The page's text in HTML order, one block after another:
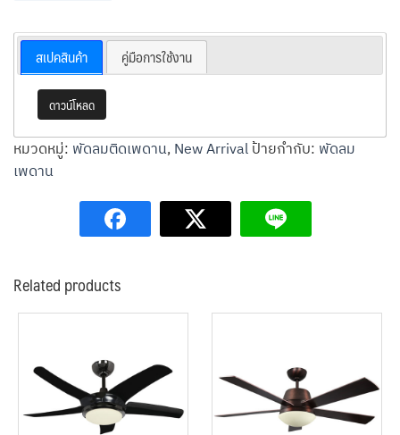
สเปคสินค้า คู่มือการใช้งาน
ดาวน์โหลด
หมวดหมู่: พัดลมติดเพดาน, New Arrival ป้ายกำกับ: พัดลม
เพดาน
Related products